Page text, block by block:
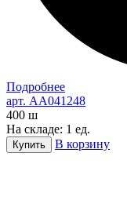
Подробнее
арт. AA041248
400 ш
На складе: 1 ед.
Купить В корзину